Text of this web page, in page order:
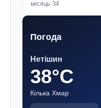
місяць 34
Погода
Нетішин
38°C
Кілька Хмар